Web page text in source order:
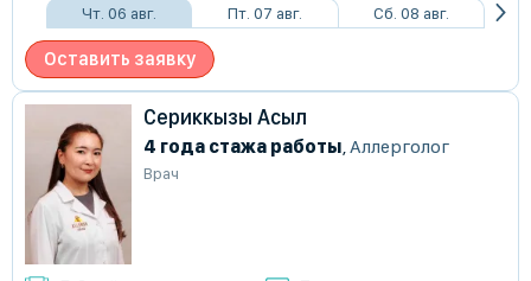
Чт. 06 авг. Пт. 07 авг. Сб. 08 авг.
Оставить заявку
Сериккызы Асыл
4 года стажа работы,Аллерголог
Врач